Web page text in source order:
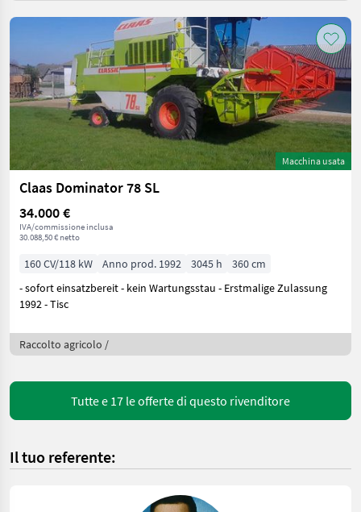
Macchina usata
Claas Dominator 78 SL
34.000 €
IVA/commissione inclusa
30.088,50 € netto
160 CV/118 kW Anno prod. 1992 3045 h
360 cm
- sofort einsatzbereit - kein Wartungsstau - Erstmalige Zulassung
1992 - Tisc
Raccolto agricolo /
Tutte e 17 le offerte di questo rivenditore
Il tuo referente: